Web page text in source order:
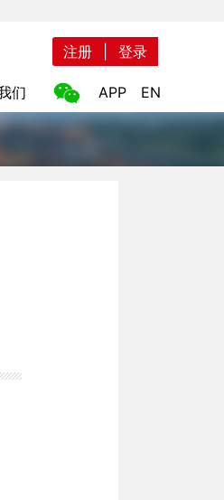
注册 登录
们 EN
APP